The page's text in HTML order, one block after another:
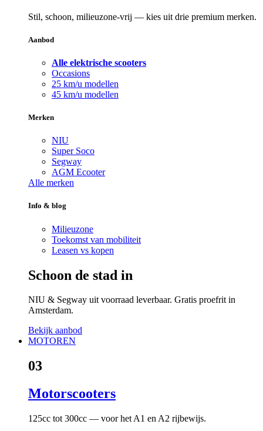
Stil, schoon, milieuzone-vrij — kies uit drie premium merken.
Aanbod
Alle elektrische scooters
Occasions
25 km/u modellen
45 km/u modellen
Merken
NIU
Super Soco
Segway
AGM Ecooter
Alle merken
Info & blog
Milieuzone
Toekomst van mobiliteit
Leasen vs kopen
Schoon de stad in
NIU & Segway uit voorraad leverbaar. Gratis proefrit in
Amsterdam.
Bekijk aanbod
MOTOREN
03
Motorscooters
125cc tot 300cc — voor het A1 en A2 rijbewijs.